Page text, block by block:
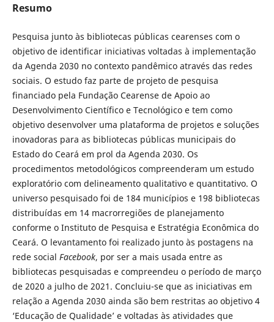
Resumo
Pesquisa junto às bibliotecas públicas cearenses com o
objetivo de identificar iniciativas voltadas à implementação
da Agenda 2030 no contexto pandêmico através das redes
sociais. O estudo faz parte de projeto de pesquisa
financiado pela Fundação Cearense de Apoio ao
Desenvolvimento Científico e Tecnológico e tem como
objetivo desenvolver uma plataforma de projetos e soluções
inovadoras para as bibliotecas públicas municipais do
Estado do Ceará em prol da Agenda 2030. Os
procedimentos metodológicos compreenderam um estudo
exploratório com delineamento qualitativo e quantitativo. O
universo pesquisado foi de 184 municípios e 198 bibliotecas
distribuídas em 14 macrorregiões de planejamento
conforme o Instituto de Pesquisa e Estratégia Econômica do
Ceará. O levantamento foi realizado junto às postagens na
rede social Facebook, por ser a mais usada entre as
bibliotecas pesquisadas e compreendeu o período de março
de 2020 a julho de 2021. Concluiu-se que as iniciativas em
relação a Agenda 2030 ainda são bem restritas ao objetivo 4
‘Educação de Qualidade’ e voltadas às atividades que